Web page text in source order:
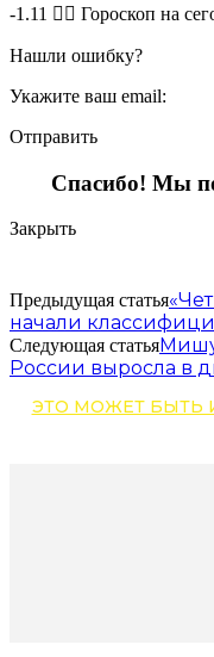
-1.11 🧙‍♀ Гороскоп на
Нашли ошибку?
Укажите ваш email:
Отправить
Спасибо! Мы
Закрыть
Предыдущая статья
начали
Следующая статья
России выросла в
ЭТО МОЖЕТ БЫТЬ